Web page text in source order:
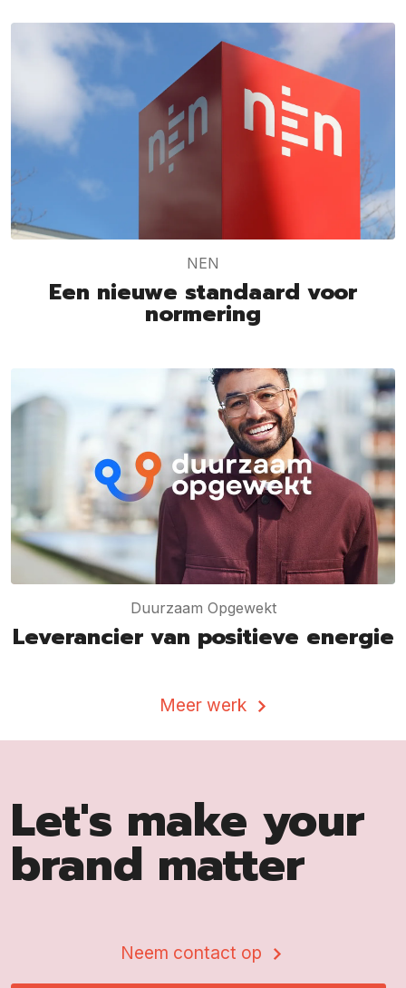
NEN
Een nieuwe standaard voor
normering
Duurzaam Opgewekt
Leverancier van positieve energie
Meer werk
Let's make your
brand matter
Neem contact op